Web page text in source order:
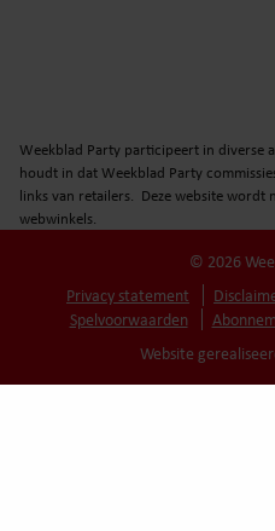
Weekblad Party participeert in diverse
houdt in dat Weekblad Party
links van retailers. Deze website wordt
webwinkels.
© 2026
Privacy statement
Spelvoorwaarden
Website